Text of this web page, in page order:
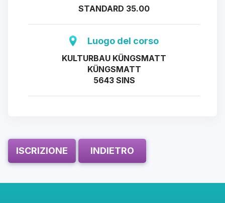
STANDARD 35.00
Luogo del corso
KULTURBAU KÜNGSMATT
KÜNGSMATT
5643 SINS
ISCRIZIONE INDIETRO